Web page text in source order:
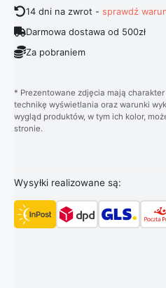
14 dni na zwrot -sprawdź
Darmowa dostawa od 500zł
Za pobraniem
* Prezentowane zdjęcia mają
technikę wyświetlania oraz warunki
wygląd produktów, w tym ich kolor,
stronie.
Wysyłki realizowane są: